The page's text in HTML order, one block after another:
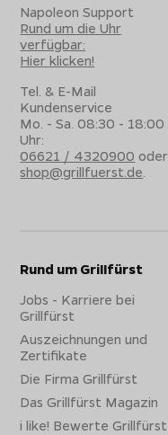
Napoleon Support
Rund um die Uhr
verfügbar:
Hier klicken!
Tel. & E-Mail
Kundenservice
Mo. - Sa. 08:30 - 18:00
Uhr:
06621 / 4320900 oder
shop@grillfuerst.de
Rund um Grillfürst
Jobs - Karriere bei
Grillfürst
Auszeichnungen und
Zertifikate
Die Firma Grillfürst
Das Grillfürst Magazin
i like! Bewerte Grillfürst